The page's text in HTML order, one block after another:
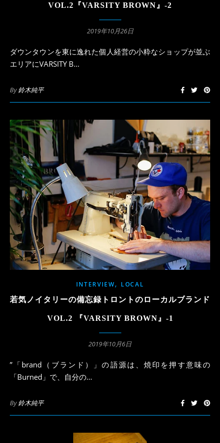
VOL.2『VARSITY BROWN』-2
2019年10月26日
ダウンタウンを東に逸れた個人経営の小粋なショップが並ぶ
エリアにVARSITY B…
By鈴木純平
INTERVIEW, LOCAL
若気ノイタリーの備忘録トロントのローカルブランド
VOL.2 『VARSITY BROWN』-1
2019年10月6日
”「brand（ブランド）」の語源は、焼印を押す意味の
「Burned」で、自分の…
By鈴木純平